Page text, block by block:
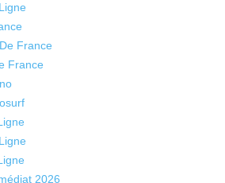
France
France
2026